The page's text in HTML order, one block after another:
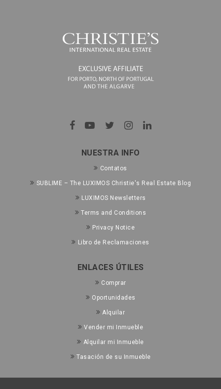
NUESTRA INFO
Contatos
SUBLIME – The LUXIMOS Christie's Real Estate Blog
LUXIMOS Newsletters
Terms and Conditions
Privacy Notice
Libro de Reclamaciones
ENLACES ÚTILES
Comprar
Oportunidades
Alquilar
Vender mi Inmueble
Alquilar mi Inmueble
Tasación de su Inmueble